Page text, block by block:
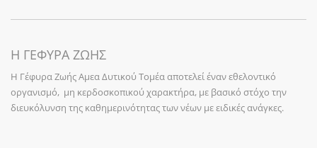
Η ΓΕΦΥΡΑ ΖΩΗΣ
Η Γέφυρα Ζωής Αμεα Δυτικού Τομέα αποτελεί έναν εθελοντικό
οργανισμό, μη κερδοσκοπικού χαρακτήρα, με βασικό στόχο την
διευκόλυνση της καθημερινότητας των νέων με ειδικές ανάγκες.